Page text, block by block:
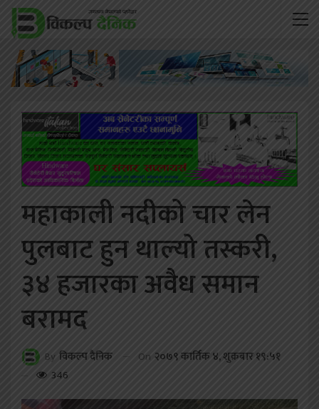
महाकाली नदीको चार लेन
पुलबाट हुन थाल्यो तस्करी,
३४ हजारका अवैध समान
बरामद
By विकल्प दैनिक On २०७९ कार्तिक ४, शुक्रबार १९:५१
346